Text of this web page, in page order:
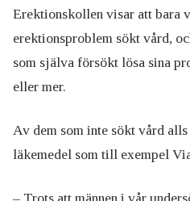
Erektionskollen visar att bara
erektionsproblem sökt vård,
som själva försökt lösa sina
eller mer.
Av dem som inte sökt vård
läkemedel som till exempel
– Trots att männen i vår